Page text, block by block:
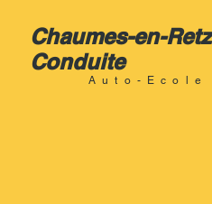
Chaumes-en-Retz
Conduite
Auto-Ecole